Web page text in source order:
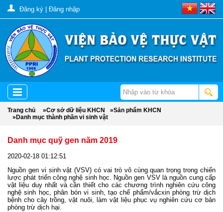
Đăng ký Đăng nhập
Trang chủ »Cơ sở dữ liệu KHCN »Sản phẩm KHCN
» Danh mục thành phần vi sinh vật
Danh mục quỹ gen năm 2019
2020-02-18 01:12:51
Nguồn gen vi sinh vật (VSV) có vai trò vô cùng quan trọng trong chiến
lược phát triển công nghệ sinh học. Nguồn gen VSV là nguồn cung cấp
vật liệu duy nhất và cần thiết cho các chương trình nghiên cứu công
nghệ sinh học, phân bón vi sinh, tạo chế phẩm/vắcxin phòng trừ dịch
bệnh cho cây trồng, vật nuôi, làm vật liệu phục vụ nghiên cứu cơ bản
phòng trừ dịch hại.